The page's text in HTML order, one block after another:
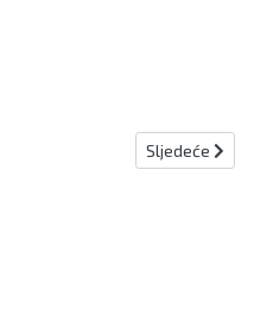
Sljedeći
Sljedeće